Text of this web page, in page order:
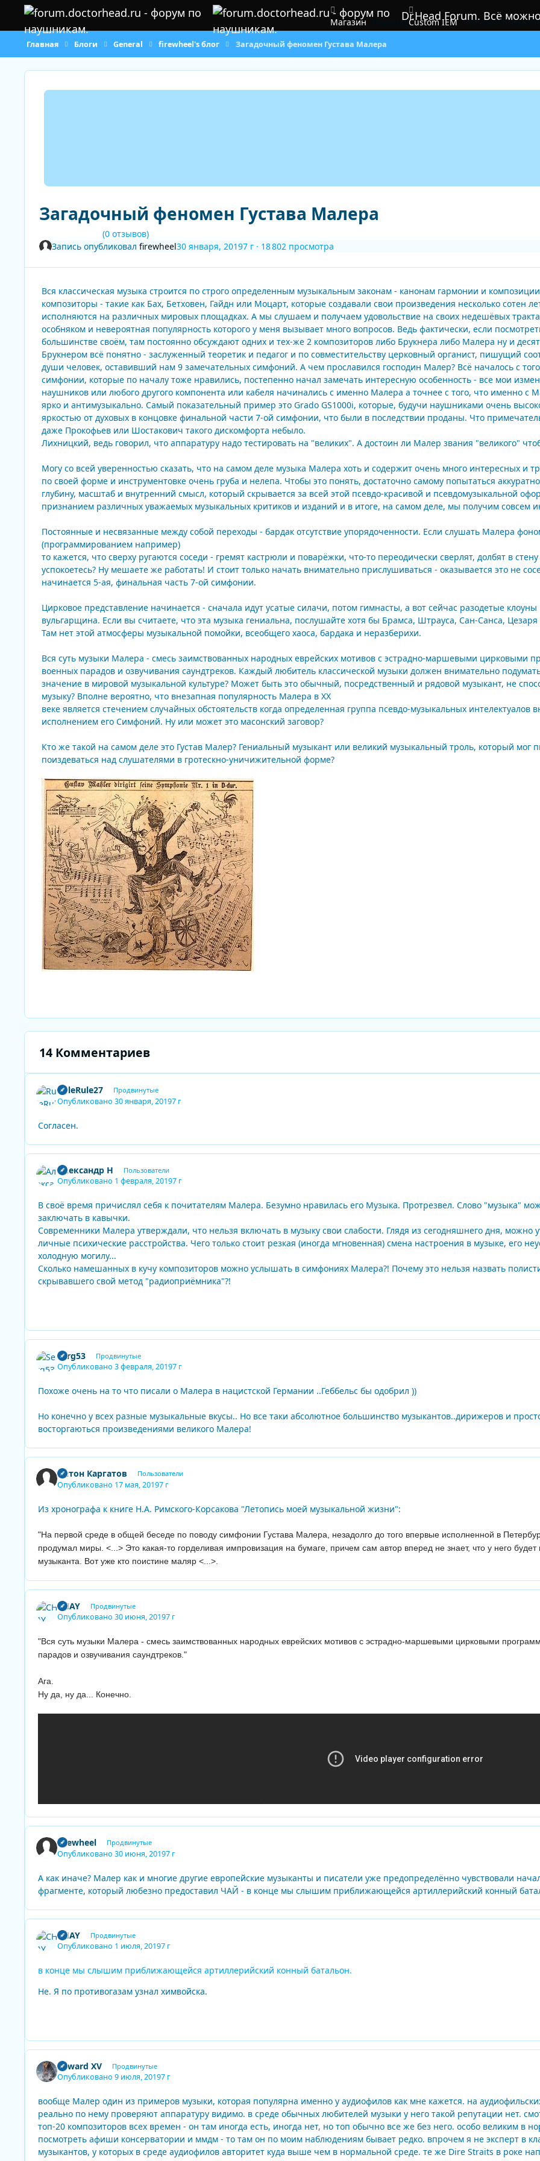
Перейти к содержанию
Dr.Head Forum. Всё
Магазин ПравилаCustom IEM ФорумыОбзоры
Главная Блоги General firewheel's блог Загадочный феномен Густава Малера
Загадочный феномен Густава Малера
(0 отзывов)
Запись опубликовал firewheel30 января, 20197 г· 18 802 просмотра
Вся классическая музыка строится по строго определенным музыкальным законам - канонам гармонии и
композиторы - такие как Бах, Бетховен, Гайдн или Моцарт, которые создавали свои произведения несколько сотен
исполняются на различных мировых площадках. А мы слушаем и получаем удовольствие на своих недешёвых
особняком и невероятная популярность которого у меня вызывает много вопросов. Ведь фактически, если
большинстве своём, там постоянно обсуждают одних и тех-же 2 композиторов либо Брукнера либо Малера ну и
Брукнером всё понятно - заслуженный теоретик и педагог и по совместительству церковный органист, пишущий
души человек, оставивший нам 9 замечательных симфоний. А чем прославился господин Малер? Всё началось с
симфонии, которые по началу тоже нравились, постепенно начал замечать интересную особенность - все мои
наушников или любого другого компонента или кабеля начинались с именно Малера а точнее с того, что именно с
ярко и антимузыкально. Самый показательный пример это Grado GS1000i, которые, будучи наушниками очень
яркостью от духовых в концовке финальной части 7-ой симфонии, что были в последствии проданы. Что
даже Прокофьев или Шостакович такого дискомфорта небыло.
Лихницкий, ведь говорил, что аппаратуру надо тестировать на "великих". А достоин ли Малер звания "великого"
Могу со всей уверенностью сказать, что на самом деле музыка Малера хоть и содержит очень много интересных и
по своей форме и инструментовке очень груба и нелепа. Чтобы это понять, достаточно самому попытаться
глубину, масштаб и внутренний смысл, который скрывается за всей этой псевдо-красивой и псевдомузыкальной
признанием различных уважаемых музыкальных критиков и изданий и в итоге, на самом деле, мы получим совсем
Постоянные и несвязанные между собой переходы - бардак отсутствие упорядоченности. Если слушать Малера
(программированием например)
то кажется, что сверху ругаются соседи - гремят кастрюли и поварёжки, что-то переодически сверлят, долбят в
успокоетесь? Ну мешаете же работать! И стоит только начать внимательно прислушиваться - оказывается это не
начинается 5-ая, финальная часть 7-ой симфонии.
Цирковое представление начинается - сначала идут усатые силачи, потом гимнасты, а вот сейчас разодетые
вульгарщина. Если вы считаете, что эта музыка гениальна, послушайте хотя бы Брамса, Штрауса, Сан-Санса,
Там нет этой атмосферы музыкальной помойки, всеобщего хаоса, бардака и неразберихи.
Вся суть музыки Малера - смесь заимствованных народных еврейских мотивов с эстрадно-маршевыми цирковыми
военных парадов и озвучивания саундтреков. Каждый любитель классической музыки должен внимательно
значение в мировой музыкальной культуре? Может быть это обычный, посредственный и рядовой музыкант, не
музыку? Вполне вероятно, что внезапная популярность Малера в ХХ
веке является стечением случайных обстоятельств когда определенная группа псевдо-музыкальных интелектуалов
исполнением его Симфоний. Ну или может это масонский заговор?
Кто же такой на самом деле это Густав Малер? Гениальный музыкант или великий музыкальный троль, который мог
поиздеваться над слушателями в гротескно-уничижительной форме?
14 Комментариев
RuleRule27 Продвинутые
Опубликовано30 января, 20197 г
Согласен.
Александр Н Пользователи
Опубликовано 1 февраля, 20197 г
В своё время причислял себя к почитателям Малера. Безумно нравилась его Музыка. Протрезвел. Слово "музыка"
заключать в кавычки.
Современники Малера утверждали, что нельзя включать в музыку свои слабости. Глядя из сегодняшнего дня, можно
личные психические расстройства. Чего только стоит резкая (иногда мгновенная) смена настроения в музыке, его
холодную могилу...
Сколько намешанных в кучу композиторов можно услышать в симфониях Малера?! Почему это нельзя назвать
скрывавшего свой метод "радиоприёмника"?!
Serg53 Продвинутые
Опубликовано3 февраля, 20197 г
Похоже очень на то что писали о Малера в нацистской Германии ..Геббельс бы одобрил ))
Но конечно у всех разные музыкальные вкусы.. Но все таки абсолютное большинство музыкантов..дирижеров и
восторгаються произведениями великого Малера!
Антон Каргатов Пользователи
Опубликовано 17 мая, 20197 г
Из хронографа к книге Н.А. Римского-Корсакова "Летопись моей музыкальной жизни":
"На первой среде в общей беседе по поводу симфонии Густава Малера, незадолго до того впервые исполненной в
продумал миры. <...> Это какая-то горделивая импровизация на бумаге, причем сам автор вперед не знает, что у него
музыканта. Вот уже кто поистине маляр <...>.
CHAY Продвинутые
Опубликовано30 июня, 20197 г
"Вся суть музыки Малера - смесь заимствованных народных еврейских мотивов с эстрадно-маршевыми цирковыми
парадов и озвучивания саундтреков."
Ага.
Ну да, ну да... Конечно.
firewheel Продвинутые
Опубликовано30 июня, 20197 г
А как иначе? Малер как и многие другие европейские музыканты и писатели уже предопределённо чувствовали
фрагменте, который любезно предоставил ЧАЙ - в конце мы слышим приближающейся артиллерийский конный
CHAY Продвинутые
Опубликовано 1 июля, 20197 г
в конце мы слышим приближающейся артиллерийский конный батальон.
Не. Я по противогазам узнал химвойска.
Edward XV Продвинутые
Опубликовано9 июля, 20197 г
вообще Малер один из примеров музыки, которая популярна именно у аудиофилов как мне кажется. на
реально по нему проверяют аппаратуру видимо. в среде обычных любителей музыки у него такой репутации нет.
топ-20 композиторов всех времен - он там иногда есть, иногда нет, но топ обычно все же без него. особо великим в
посмотреть афиши консерватории и ммдм - то там он по моим наблюдениям бывает редко. впрочем я не эксперт в
музыкантов, у которых в среде аудиофилов авторитет куда выше чем в нормальной среде. те же Dire Straits в роке